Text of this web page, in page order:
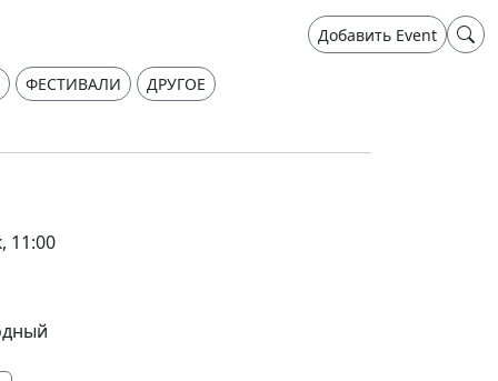
Добавить Event
ФЕСТИВАЛИ ДРУГОЕ
11:00